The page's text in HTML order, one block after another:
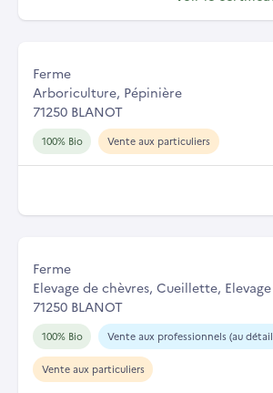
Ferme
Arboriculture, Pépinière
71250 BLANOT
100% Bio Vente aux particuliers
Ferme
Elevage de chèvres, Cueillette,
71250 BLANOT
100% Bio Vente aux professionnels (au
Vente aux particuliers